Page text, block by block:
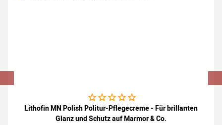
Noch keine Bewertungen abgegeben
Lithofin MN Polish Politur-Pflegecreme - Für brillanten
Glanz und Schutz auf Marmor & Co.